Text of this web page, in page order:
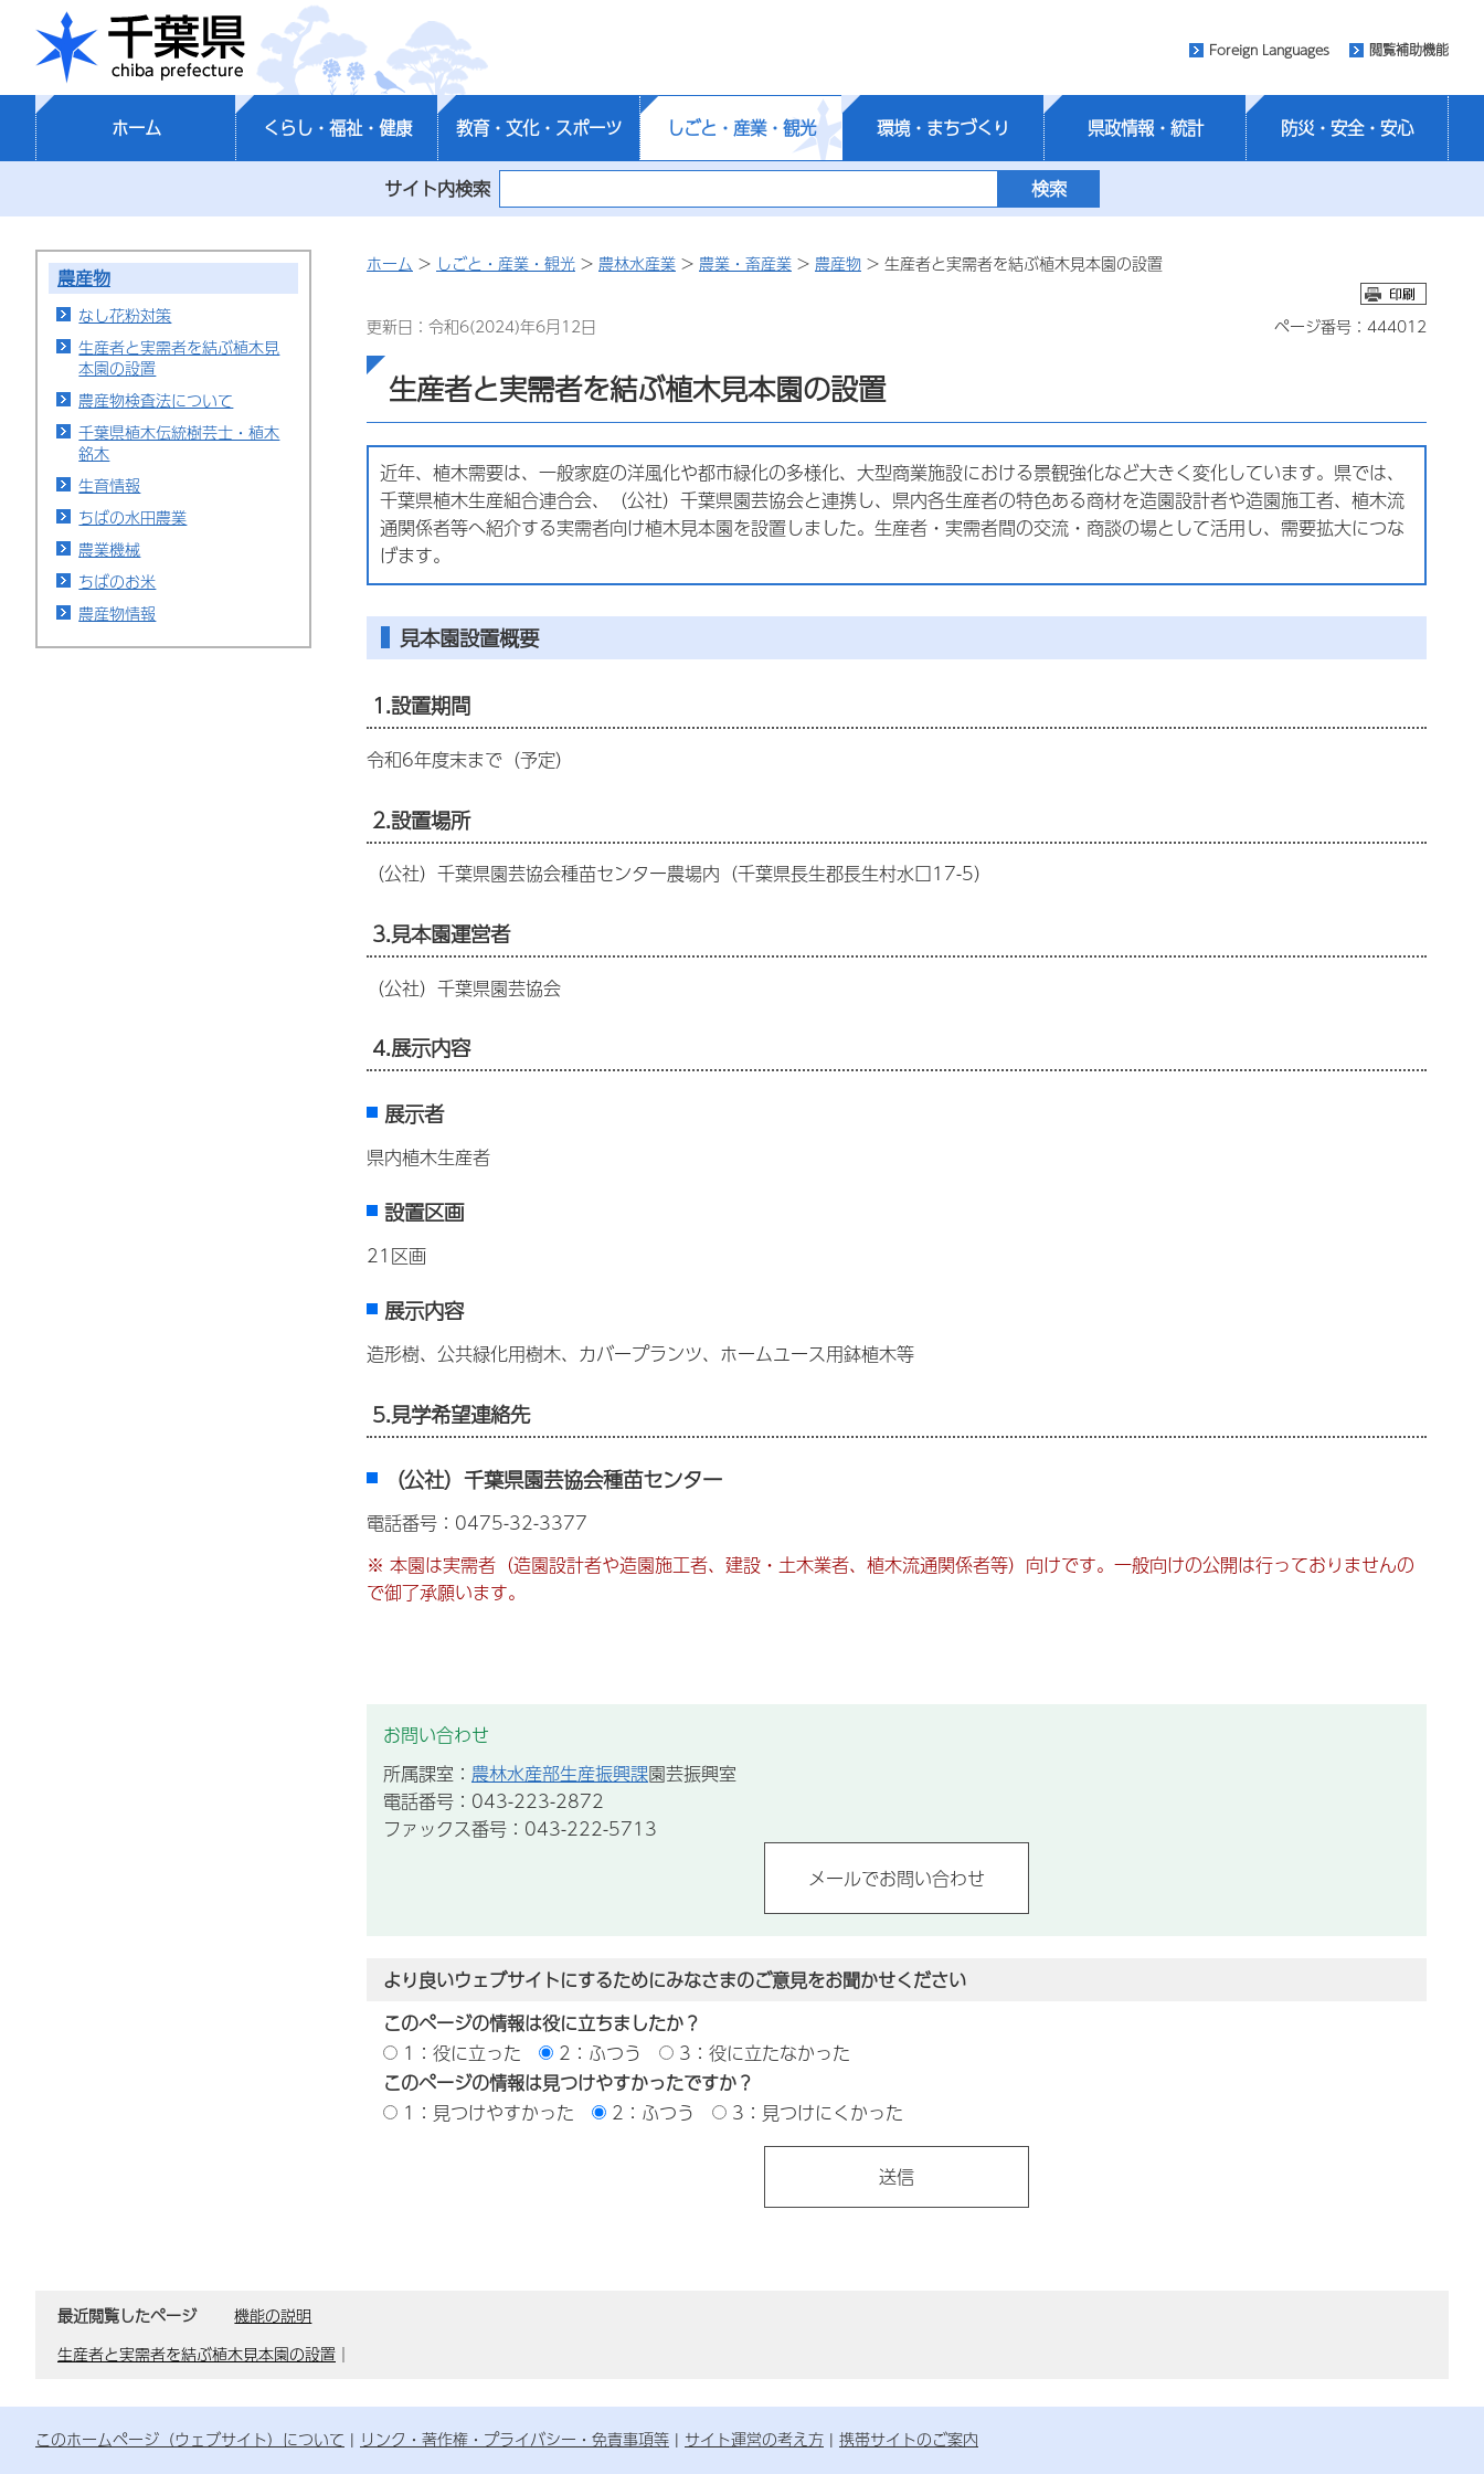
千葉県
Foreign Languages 閲覧補助機能
ホーム くらし・福祉・健康 教育・文化・スポーツ しごと・産業・観光 環境・まちづくり 県政情報・統計 防災・安全・安心
サイト内検索
農産物
なし花粉対策
生産者と実需者を結ぶ植木見
本園の設置
農産物検査法について
千葉県植木伝統樹芸士・植木
銘木
生育情報
ちばの水田農業
農業機械
ちばのお米
農産物情報
ホーム > しごと・産業・観光 > 農林水産業 > 農業・畜産業 > 農産物 > 生産者と実需者を結ぶ植木見本園の設置
更新日：令和6(2024)年6月12日 ページ番号：444012
生産者と実需者を結ぶ植木見本園の設置
近年、植木需要は、一般家庭の洋風化や都市緑化の多様化、大型商業施設における景観強化など大きく変化しています。県では、
千葉県植木生産組合連合会、（公社）千葉県園芸協会と連携し、県内各生産者の特色ある商材を造園設計者や造園施工者、植木流
通関係者等へ紹介する実需者向け植木見本園を設置しました。生産者・実需者間の交流・商談の場として活用し、需要拡大につな
げます。
見本園設置概要
1.設置期間
令和6年度末まで（予定）
2.設置場所
（公社）千葉県園芸協会種苗センター農場内（千葉県長生郡長生村水口17-5）
3.見本園運営者
（公社）千葉県園芸協会
4.展示内容
展示者
県内植木生産者
設置区画
21区画
展示内容
造形樹、公共緑化用樹木、カバープランツ、ホームユース用鉢植木等
5.見学希望連絡先
（公社）千葉県園芸協会種苗センター
電話番号：0475-32-3377
※ 本園は実需者（造園設計者や造園施工者、建設・土木業者、植木流通関係者等）向けです。 一般向けの公開は行っておりませんの
で御了承願います。
お問い合わせ
所属課室： 農林水産部生産振興課園芸振興室
電話番号：043-223-2872
ファックス番号：043-222-5713
より良いウェブサイトにするためにみなさまのご意見をお聞かせください
このページの情報は役に立ちましたか？
1：役に立った
2：ふつう
3：役に立たなかった
このページの情報は見つけやすかったですか？
1：見つけやすかった
2：ふつう 3：見つけにくかった
最近閲覧したページ
機能の説明
生産者と実需者を結ぶ植木見本園の設置 ｜
このホームページ（ウェブサイト）について リンク・著作権・プライバシー・免責事項等 サイト運営の考え方 携帯サイトのご案内